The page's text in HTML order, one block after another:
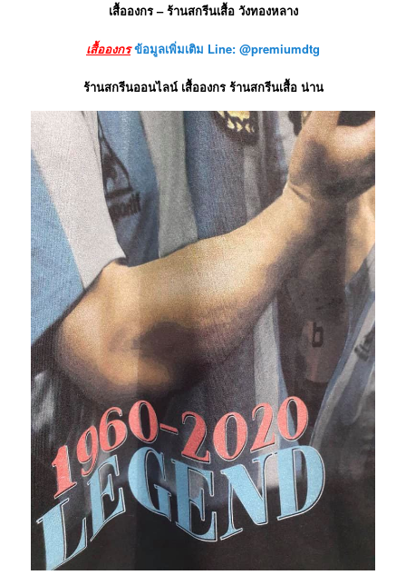
เสื้อองกร – ร้านสกรีนเสื้อ วังทองหลาง
เสื้อองกร ข้อมูลเพิ่มเติม Line: @premiumdtg
ร้านสกรีนออนไลน์ เสื้อองกร ร้านสกรีนเสื้อ น่าน